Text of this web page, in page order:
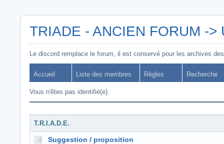
TRIADE - ANCIEN FORUM -
Le discord remplace le forum, il est conservé pour les archives
Accueil Liste des membres Règles Recherche
Vous n'êtes pas identifié(e).
T.R.I.A.D.E.
Suggestion / proposition